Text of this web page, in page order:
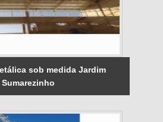
sob medida Jardim
Sumarezinho